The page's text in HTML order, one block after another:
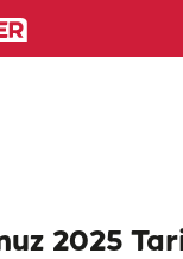
2025